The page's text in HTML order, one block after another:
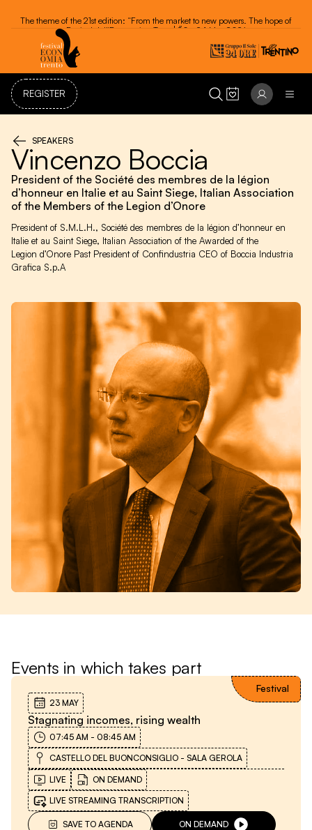
REGISTER
SPEAKERS
Vincenzo Boccia
President of the Société des membres de la légion
d’honneur en Italie et au Saint Siege, Italian Association
of the Members of the Legion d’Onore
President of S.M.L.H., Société des membres de la légion d’honneur en
Italie et au Saint Siege, Italian Association of the Awarded of the
Legion d’Onore Past President of Confindustria CEO of Boccia Industria
Grafica S.p.A
Events in which takes part
23 MAY
Stagnating incomes, rising wealth
Festival
07:45 AM - 08:45 AM
CASTELLO DEL BUONCONSIGLIO - SALA GEROLA
LIVE
ON DEMAND
LIVE STREAMING TRANSCRIPTION
SAVE TO AGENDA ON DEMAND